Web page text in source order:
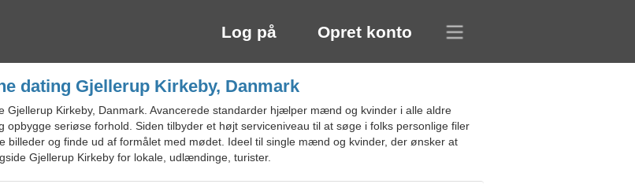
Log på Opret konto
dating Gjellerup Kirkeby, Danmark
Gjellerup Kirkeby, Danmark. Avancerede standarder hjælper mænd og kvinder i alle aldre
opbygge seriøse forhold. Siden tilbyder et højt serviceniveau til at søge i folks personlige filer
billeder og finde ud af formålet med mødet. Ideel til single mænd og kvinder, der ønsker at
Gjellerup Kirkeby for lokale, udlændinge, turister.